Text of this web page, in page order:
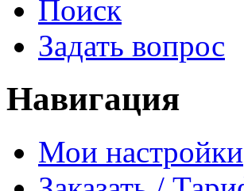
Поиск
Задать вопрос
Навигация
Мои настройки